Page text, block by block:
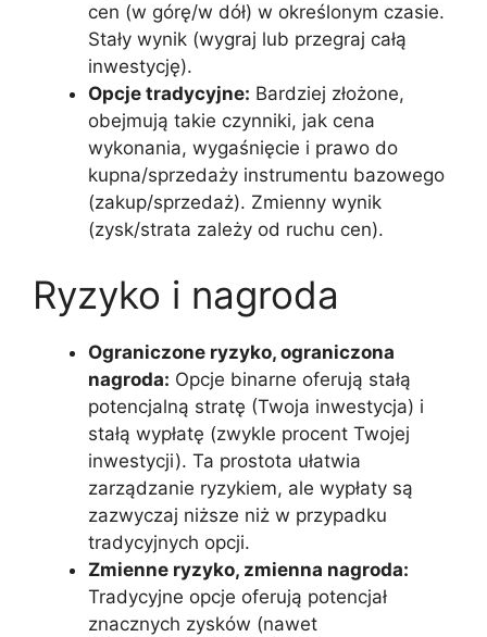
cen (w górę/w dół) w określonym czasie.
Stały wynik (wygraj lub przegraj całą
inwestycję).
Opcje tradycyjne: Bardziej złożone,
obejmują takie czynniki, jak cena
wykonania, wygaśnięcie i prawo do
kupna/sprzedaży instrumentu bazowego
(zakup/sprzedaż). Zmienny wynik
(zysk/strata zależy od ruchu cen).
Ryzyko i nagroda
Ograniczone ryzyko, ograniczona
nagroda: Opcje binarne oferują stałą
potencjalną stratę (Twoja inwestycja) i
stałą wypłatę (zwykle procent Twojej
inwestycji). Ta prostota ułatwia
zarządzanie ryzykiem, ale wypłaty są
zazwyczaj niższe niż w przypadku
tradycyjnych opcji.
Zmienne ryzyko, zmienna nagroda:
Tradycyjne opcje oferują potencjał
znacznych zysków (nawet